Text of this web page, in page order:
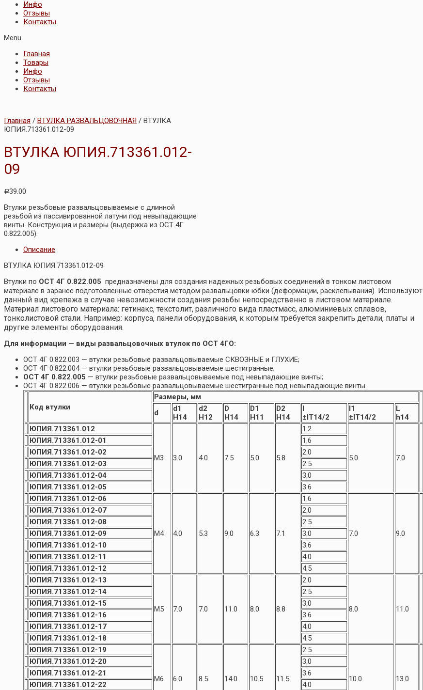
Инфо
Отзывы
Контакты
Menu
Главная
Товары
Инфо
Отзывы
Контакты
Главная / ВТУЛКА РАЗВАЛЬЦОВОЧНАЯ / ВТУЛКА
ЮПИЯ.713361.012-09
ВТУЛКА ЮПИЯ.713361.012-
09
Р39.00
Втулки резьбовые развальцовываемые с длинной
резьбой из пассивированной латуни под невыпадающие
винты. Конструкция и размеры (выдержка из ОСТ 4Г
0.822.005).
Описание
ВТУЛКА ЮПИЯ.713361.012-09
Втулки по ОСТ 4Г 0.822.005 предназначены для создания надежных резьбовых соединений в тонком листовом
материале в заранее подготовленные отверстия методом развальцовки юбки (деформации, расклепывания). Используют
данный вид крепежа в случае невозможности создания резьбы непосредственно в листовом материале.
Материал листового материала: гетинакс, текстолит, различного вида пластмасс, алюминиевых сплавов,
тонколистовой стали. Например: корпуса, панели оборудования, к которым требуется закрепить детали, платы и
другие элементы оборудования.
Для информации — виды развальцовочных втулок по ОСТ 4ГО:
ОСТ 4Г 0.822.003 — втулки резьбовые развальцовываемые СКВОЗНЫЕ и ГЛУХИЕ;
ОСТ 4Г 0.822.004 — втулки резьбовые развальцовываемые шестигранные;
ОСТ 4Г 0.822.005 — втулки резьбовые развальцовываемые под невыпадающие винты;
ОСТ 4Г 0.822.006 — втулки резьбовые развальцовываемые шестигранные под невыпадающие винты.
Код втулки
Размеры, мм
d
d1
H14
d2
H12
D
H14
D1
H11
D2
H14
l
±IT14/2
l1
±IT14/2
L
h14
ЮПИЯ.713361.012
М3 3.0 4.0 7.5 5.0 5.8
1.2
5.0 7.0
ЮПИЯ.713361.012-01
1.6
ЮПИЯ.713361.012-02
2.0
ЮПИЯ.713361.012-03
2.5
ЮПИЯ.713361.012-04
3.0
ЮПИЯ.713361.012-05
3.6
ЮПИЯ.713361.012-06
М4 4.0 5.3 9.0 6.3 7.1
1.6
7.0 9.0
ЮПИЯ.713361.012-07
2.0
ЮПИЯ.713361.012-08
2.5
ЮПИЯ.713361.012-09
3.0
ЮПИЯ.713361.012-10
3.6
ЮПИЯ.713361.012-11
4.0
ЮПИЯ.713361.012-12
4.5
ЮПИЯ.713361.012-13
М5 7.0 7.0 11.0 8.0 8.8
2.0
8.0 11.0
ЮПИЯ.713361.012-14
2.5
ЮПИЯ.713361.012-15
3.0
ЮПИЯ.713361.012-16
3.6
ЮПИЯ.713361.012-17
4.0
ЮПИЯ.713361.012-18
4.5
ЮПИЯ.713361.012-19
М6 6.0 8.5 14.0 10.5 11.5
2.5
10.0 13.0
ЮПИЯ.713361.012-20
3.0
ЮПИЯ.713361.012-21
3.6
ЮПИЯ.713361.012-22
4.0